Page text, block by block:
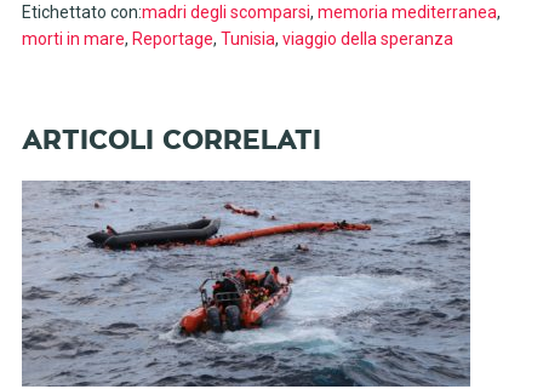
Etichettato con:madri degli scomparsi, memoria mediterranea,
morti in mare, Reportage, Tunisia, viaggio della speranza